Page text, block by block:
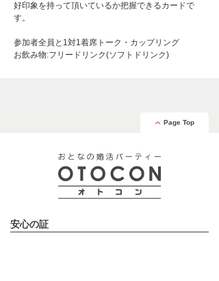
好印象を持って頂いているか把握できるカードで
す。
参加者全員と1対1着席トーク・カップリング
お飲み物:フリードリンク(ソフトドリンク)
Page Top
安心の証